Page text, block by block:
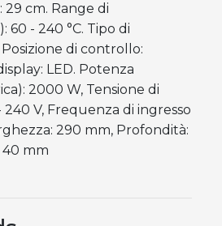
cm. Range di
60 - 240 °C. Tipo di
di controllo:
LED. Potenza
2000 W, Tensione di
240 V, Frequenza di ingresso
290 mm, Profondità:
40 mm